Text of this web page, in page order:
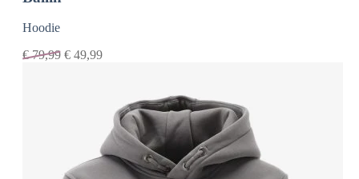
Hoodie
€79,99 € 49,99